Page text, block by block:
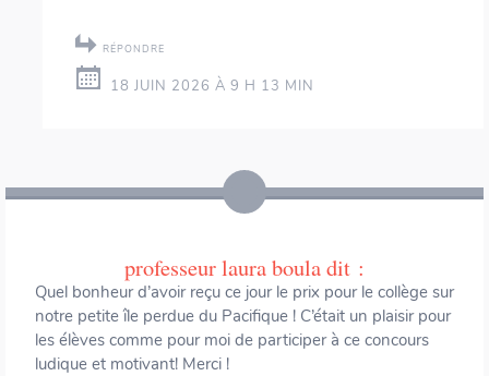
RÉPONDRE
18 JUIN 2026 À 9 H 13 MIN
professeur laura bouladit :
Quel bonheur d’avoir reçu ce jour le prix pour le collège sur
notre petite île perdue du Pacifique ! C’était un plaisir pour
les élèves comme pour moi de participer à ce concours
ludique et motivant! Merci !